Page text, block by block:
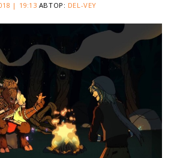
| 19:13 АВТОР: DEL-VEY